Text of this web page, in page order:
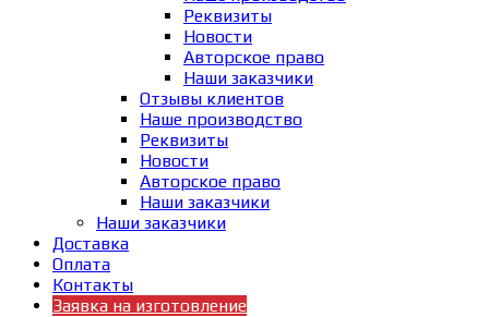
Реквизиты
Новости
Авторское право
Наши заказчики
Отзывы клиентов
Наше производство
Реквизиты
Новости
Авторское право
Наши заказчики
Наши заказчики
Доставка
Оплата
Контакты
Заявка на изготовление